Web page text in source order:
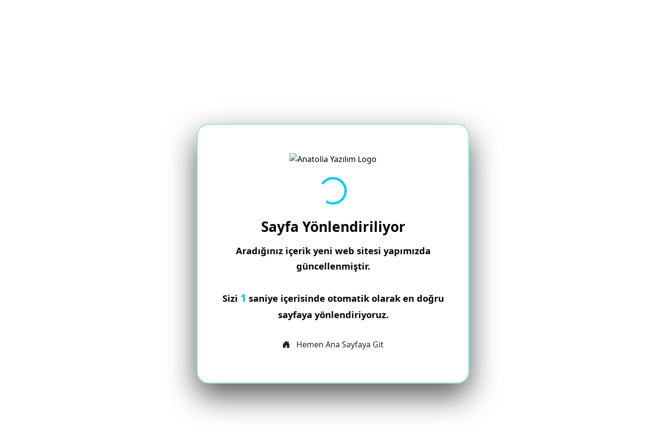
Yükleniyor...
Sayfa Yönlendiriliyor
Aradığınız içerik yeni web sitesi yapımızda
güncellenmiştir.
Sizi 1 saniye içerisinde otomatik olarak en doğru
sayfaya yönlendiriyoruz.
Hemen Ana Sayfaya Git